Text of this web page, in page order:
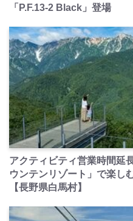
「P.F.13-2 Black」登場
アクティビティ営業時間延
ウンテンリゾート」で楽し
【長野県白馬村】